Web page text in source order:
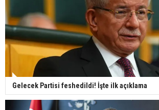
Gelecek Partisi feshedildi! İşte ilk açıklama